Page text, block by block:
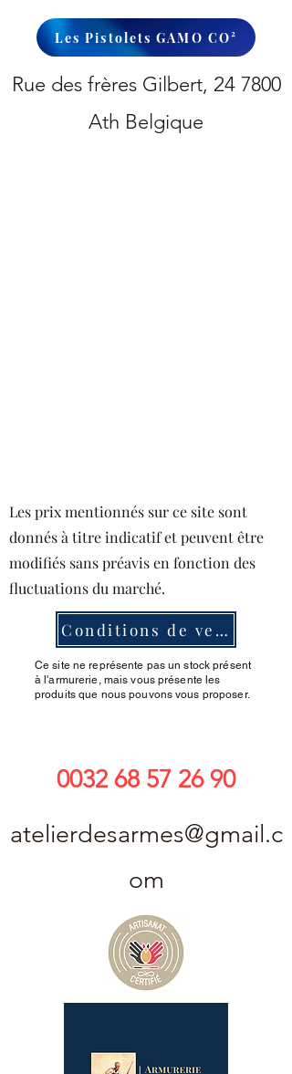
Les Pistolets GAMO CO²
Rue des frères Gilbert, 247800
Ath Belgique
Les prix mentionnés sur ce site sont
donnés à titre indicatif et peuvent être
modifiés sans préavis en fonction des
fluctuations du marché.
Conditions de ventes
Ce site ne représente pas un stock présent
à l'armurerie, mais vous présente les
produits que nous pouvons vous proposer.
0032 68 57 26 90
atelierdesarmes@gmail.c
om